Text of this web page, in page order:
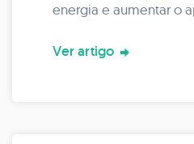
energia e aumentar o
Ver artigo